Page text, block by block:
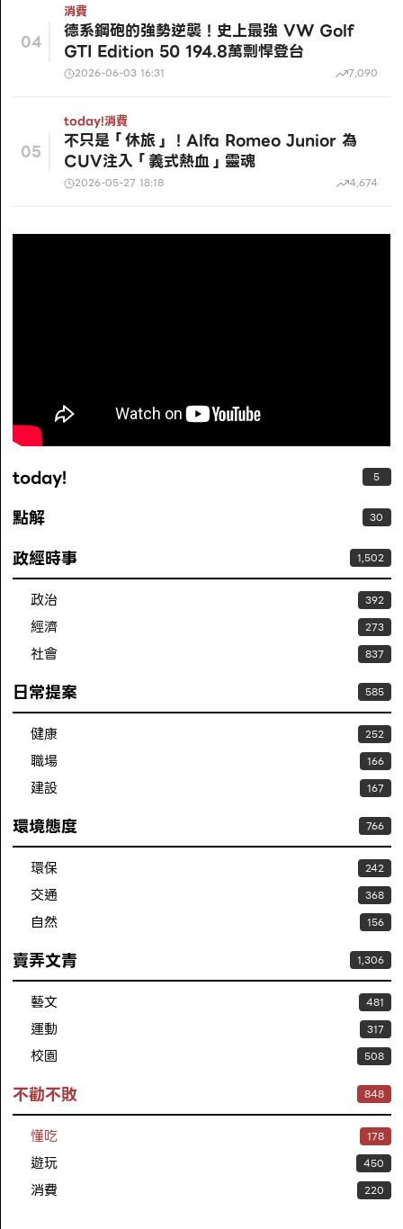
04
消費
德系鋼砲的強勢逆襲！史上最強 VW Golf
GTI Edition 50 194.8萬剽悍登台
2026-06-03 16:31 7,090
05
today!消費
不只是「休旅」！Alfa Romeo Junior 為
CUV注入「義式熱血」靈魂
2026-05-27 18:18 4,674
today! 5
點解 30
政經時事 1,502
政治 392
經濟 273
社會 837
日常提案 585
健康 252
職場 166
建設 167
環境態度 766
環保 242
交通 368
自然 156
賣弄文青 1,306
藝文 481
運動 317
校園 508
不勸不敗 848
懂吃 178
遊玩 450
消費 220